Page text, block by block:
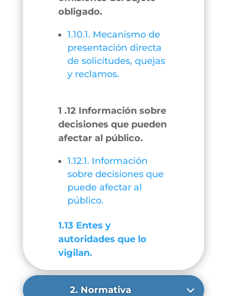
obligado.
1.10.1. Mecanismo de
presentación directa
de solicitudes, quejas
y reclamos.
1 .12 Información sobre
decisiones que pueden
afectar al público.
1.12.1. Información
sobre decisiones que
puede afectar al
público.
1.13 Entes y
autoridades que lo
vigilan.
2. Normativa